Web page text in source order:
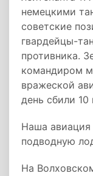
немецкими
советские
гвардейцы-
противника.
командиром
вражеской
день сбили
Наша
подводную
На